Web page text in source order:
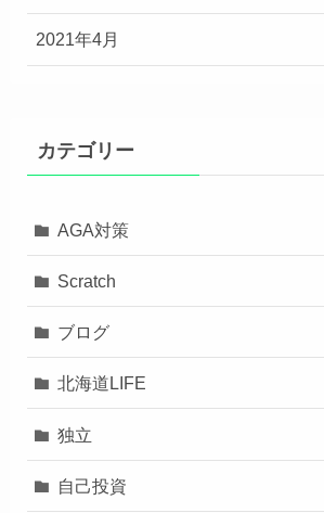
2021年4月
カテゴリー
AGA対策
Scratch
ブログ
北海道LIFE
独立
自己投資